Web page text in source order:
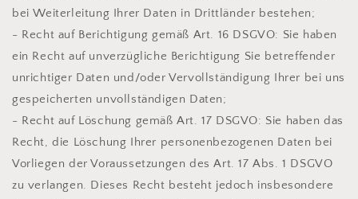
bei Weiterleitung Ihrer Daten in Drittländer bestehen;
- Recht auf Berichtigung gemäß Art. 16 DSGVO: Sie haben
ein Recht auf unverzügliche Berichtigung Sie betreffender
unrichtiger Daten und/oder Vervollständigung Ihrer bei uns
gespeicherten unvollständigen Daten;
- Recht auf Löschung gemäß Art. 17 DSGVO: Sie haben das
Recht, die Löschung Ihrer personenbezogenen Daten bei
Vorliegen der Voraussetzungen des Art. 17 Abs. 1 DSGVO
zu verlangen. Dieses Recht besteht jedoch insbesondere